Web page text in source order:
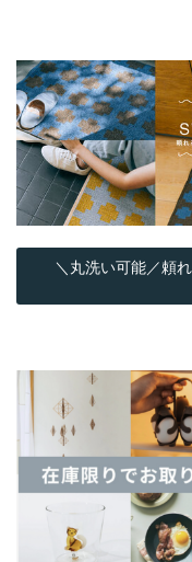
＼丸洗い可能／頼